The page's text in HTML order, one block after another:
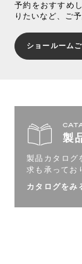
予約をおすすめ
りたいなど、ご
ショールーム
製
製品カタログ
求も承ってお
カタログをみ